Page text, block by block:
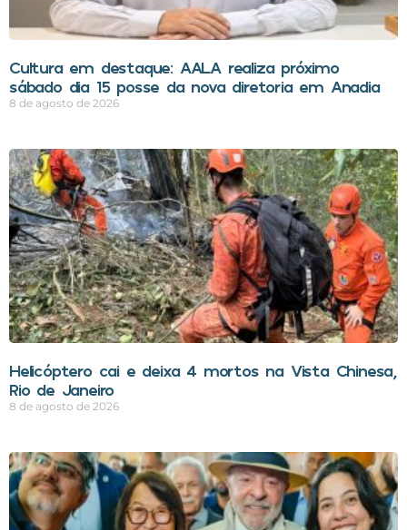
Cultura em destaque: AALA realiza próximo
sábado dia 15 posse da nova diretoria em Anadia
8 de agosto de 2026
Helicóptero cai e deixa 4 mortos na Vista Chinesa,
Rio de Janeiro
8 de agosto de 2026